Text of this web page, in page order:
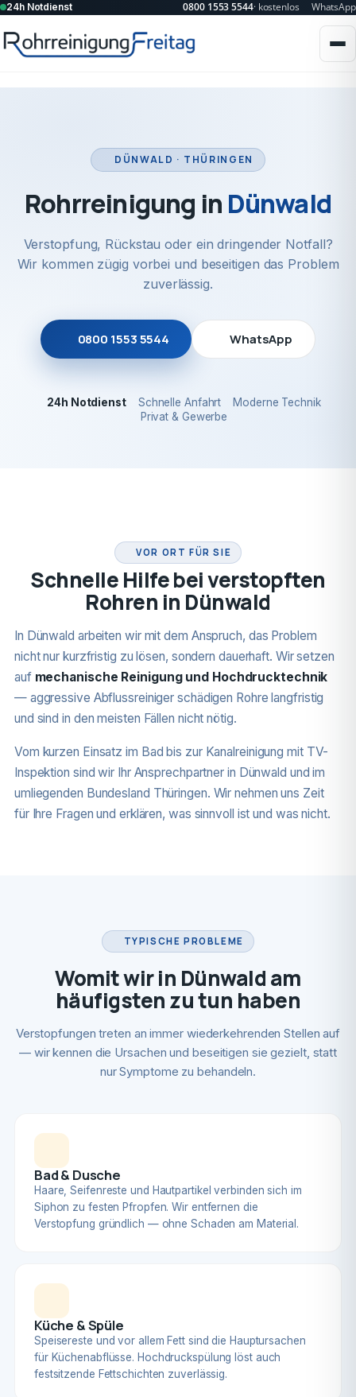
24h Notdienst 0800 1553 5544· kostenlos WhatsApp
DÜNWALD · THÜRINGEN
Rohrreinigung in Dünwald
Verstopfung, Rückstau oder ein dringender Notfall?
Wir kommen zügig vorbei und beseitigen das Problem
zuverlässig.
0800 1553 5544 WhatsApp
24h Notdienst Schnelle Anfahrt
Moderne Technik
Privat & Gewerbe
VOR ORT FÜR SIE
Schnelle Hilfe bei verstopften
Rohren in Dünwald
In Dünwald arbeiten wir mit dem Anspruch, das Problem
nicht nur kurzfristig zu lösen, sondern dauerhaft. Wir setzen
auf mechanische Reinigung und Hochdrucktechnik
— aggressive Abflussreiniger schädigen Rohre langfristig
und sind in den meisten Fällen nicht nötig.
Vom kurzen Einsatz im Bad bis zur Kanalreinigung mit TV-
Inspektion sind wir Ihr Ansprechpartner in Dünwald und im
umliegenden Bundesland Thüringen. Wir nehmen uns Zeit
für Ihre Fragen und erklären, was sinnvoll ist und was nicht.
TYPISCHE PROBLEME
Womit wir in Dünwald am
häufigsten zu tun haben
Verstopfungen treten an immer wiederkehrenden Stellen auf
— wir kennen die Ursachen und beseitigen sie gezielt, statt
nur Symptome zu behandeln.
Bad & Dusche
Haare, Seifenreste und Hautpartikel verbinden sich im
Siphon zu festen Pfropfen. Wir entfernen die
Verstopfung gründlich — ohne Schaden am Material.
Küche & Spüle
Speisereste und vor allem Fett sind die Hauptursachen
für Küchenabflüsse. Hochdruckspülung löst auch
festsitzende Fettschichten zuverlässig.